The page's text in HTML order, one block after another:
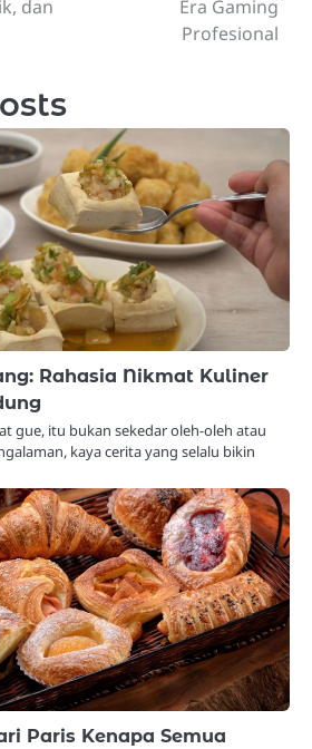
dan
Era Gaming
Profesional
Rahasia Nikmat Kuliner
gue, itu bukan sekedar oleh-oleh atau
kaya cerita yang selalu bikin
Paris Kenapa Semua